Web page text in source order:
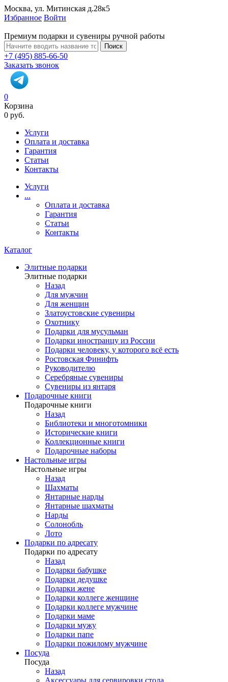
Москва, ул. Митинская д.28к5
Избранное Войти
Премиум подарки и сувениры ручной работы
Поиск
+7 (495) 885-66-50
Заказать звонок
0
Корзина
0 руб.
Услуги
Оплата и доставка
Гарантия
Статьи
Контакты
Услуги
...
Оплата и доставка
Гарантия
Статьи
Контакты
Каталог
Элитные подарки
Элитные подарки
Назад
Для мужчин
Для женщин
Златоустовские сувениры
Охотнику
Подарки для мусульман
Подарки иностранцу из России
Подарки человеку, у которого всё есть
Ростовская Финифть
Руководителю
Серебряные сувениры
Сувениры из янтаря
Подарочные книги
Подарочные книги
Назад
Библиотеки и многотомники
Исторические книги
Коллекционные книги
Подарочные наборы
Настольные игры
Настольные игры
Назад
Шахматы
Янтарные нарды
Янтарные шахматы
Нарды
Солонобль
Лото
Подарки по адресату
Подарки по адресату
Назад
Подарки бабушке
Подарки дедушке
Подарки жене
Подарки коллеге женщине
Подарки коллеге мужчине
Подарки маме
Подарки мужу
Подарки папе
Подарки пожилому мужчине
Посуда
Посуда
Назад
Аксессуары для сервировки стола